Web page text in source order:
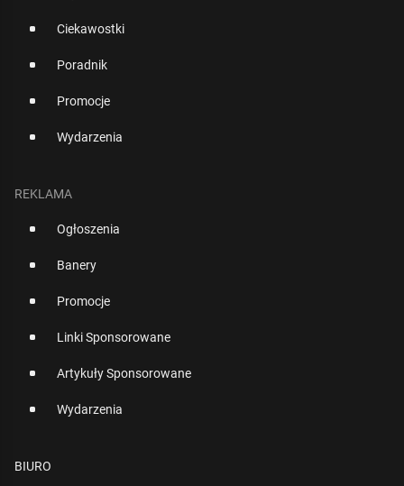
Ciekawostki
Poradnik
Promocje
Wydarzenia
REKLAMA
Ogłoszenia
Banery
Promocje
Linki Sponsorowane
Artykuły Sponsorowane
Wydarzenia
BIURO